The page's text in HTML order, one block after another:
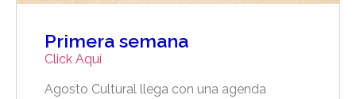
Primera semana
Click Aquí
Agosto Cultural llega con una agenda